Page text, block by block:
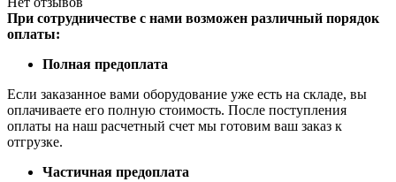
При сотрудничестве с нами возможен различный порядок
оплаты:
Полная предоплата
Если заказанное вами оборудование уже есть на складе, вы
оплачиваете его полную стоимость. После поступления
оплаты на наш расчетный счет мы готовим ваш заказ к
отгрузке.
Частичная предоплата